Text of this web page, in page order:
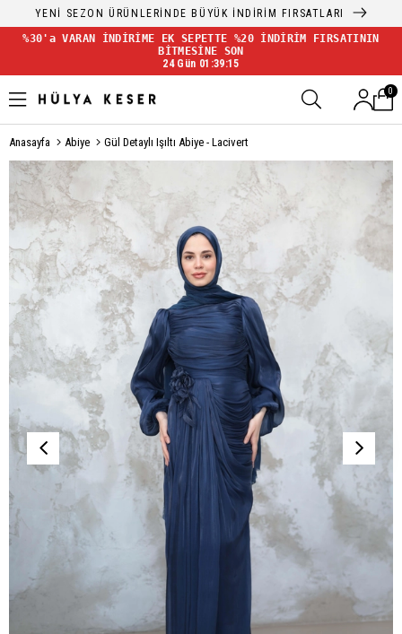
YENİ SEZON ÜRÜNLERİNDE BÜYÜK İNDİRİM FIRSATLARI
%30'a VARAN İNDİRİME EK SEPETTE %20 İNDİRİM FIRSATININ
BİTMESİNE SON
24 Gün 01:39:15
0
Anasayfa Abiye Gül Detaylı Işıltı Abiye - Lacivert